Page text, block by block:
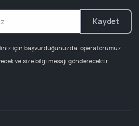
Kaydet
için başvurduğunuzda, operatörümüz
ve size bilgi mesajı gönderecektir.